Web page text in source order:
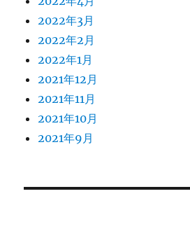
2022年3月
2022年2月
2022年1月
2021年12月
2021年11月
2021年10月
2021年9月